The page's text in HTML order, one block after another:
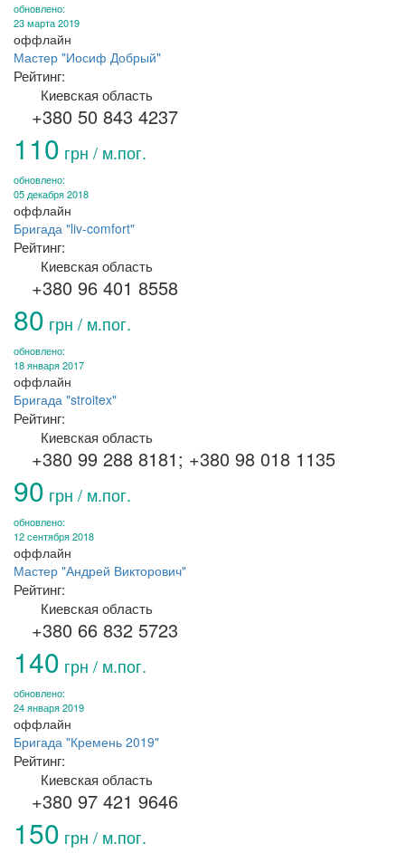
обновлено:
23 марта 2019
оффлайн
Мастер "Иосиф Добрый"
Рейтинг:
Киевская область
+380 50 843 4237
110 грн / м.пог.
обновлено:
05 декабря 2018
оффлайн
Бригада "liv-comfort"
Рейтинг:
Киевская область
+380 96 401 8558
80 грн / м.пог.
обновлено:
18 января 2017
оффлайн
Бригада "stroitex"
Рейтинг:
Киевская область
+380 99 288 8181; +380 98 018 1135
90 грн / м.пог.
обновлено:
12 сентября 2018
оффлайн
Мастер "Андрей Викторович"
Рейтинг:
Киевская область
+380 66 832 5723
140 грн / м.пог.
обновлено:
24 января 2019
оффлайн
Бригада "Кремень 2019"
Рейтинг:
Киевская область
+380 97 421 9646
150 грн / м.пог.